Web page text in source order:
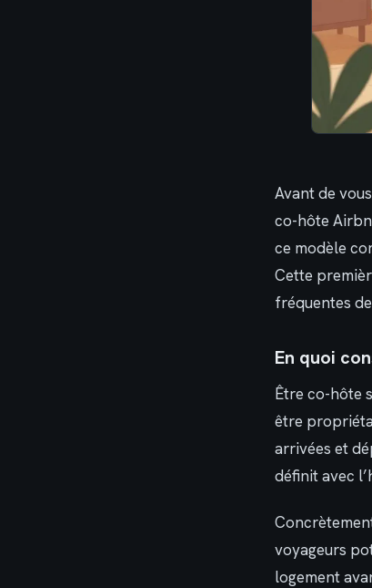
Avant de
co-hôte
ce modèle
Cette
fréquentes
En quoi
Être co-hôte
être
arrivées et
définit avec
voyageurs
logement